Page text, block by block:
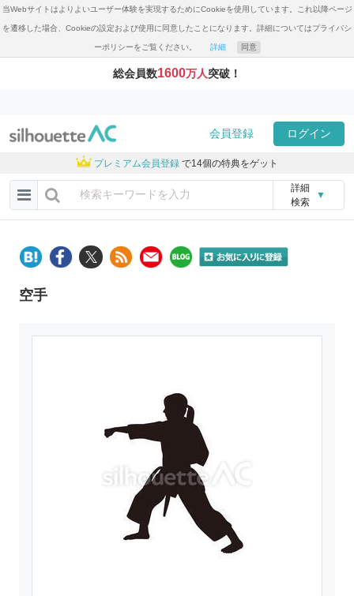
当Webサイトはよりよいユーザー体験を実現するためにCookieを使用しています。これ以降ページ
を遷移した場合、Cookieの設定および使用に同意したことになります。詳細についてはプライバシ
ーポリシーをご覧ください。 詳細 同意
総会員数1600万人突破！
会員登録 ログイン
プレミアム会員登録 で14個の特典をゲット
詳細
検索
▼
空手